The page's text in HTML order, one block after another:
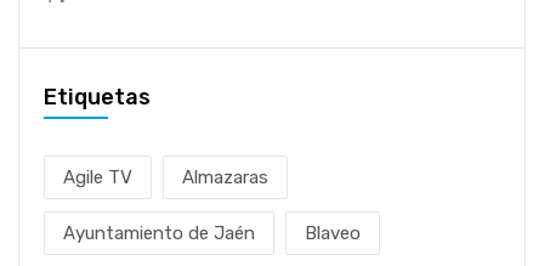
Etiquetas
Agile TV Almazaras
Ayuntamiento de Jaén Blaveo